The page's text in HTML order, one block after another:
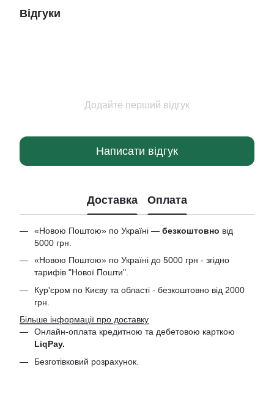
Відгуки
Додайте перший відгук
Написати відгук
Доставка Оплата
«Новою Поштою» по Україні — безкоштовно від
5000 грн.
«Новою Поштою» по Україні до 5000 грн - згідно
тарифів "Нової Пошти".
Кур'єром по Києву та області - безкоштовно від 2000
грн.
Більше інформації про доставку
Онлайн-оплата кредитною та дебетовою карткою
LiqPay.
Безготівковий розрахунок.